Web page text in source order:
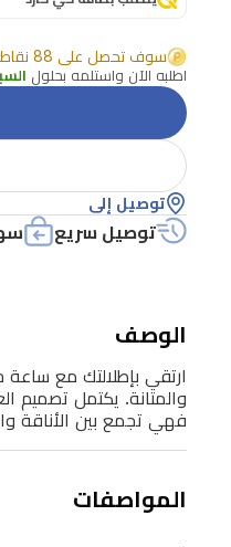
ساعة
أنيقة
تتميز
بتصميم
كوري
راقٍ.
تجمع
بين
الجماليات
العصرية
وحركة
اليابانية
سوف تحصل على 88 نقاط عند شراءك هذا المنتج
اطلبه الآن واستلمه بحلول السبت،
توصيل إلى
توصيل سريع
الوصف
فهي تجمع بين الأناقة
المواصفات